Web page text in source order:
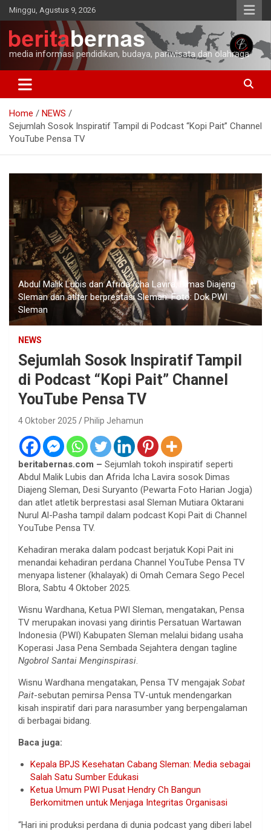
Skip
to
content
Minggu, Agustus 9, 2026
media informasi pendidikan, budaya, pariwisata dan olahraga
Home
NEWS
Sejumlah Sosok Inspiratif Tampil di Podcast “Kopi Pait” Channel
YouTube Pensa TV
Abdul Malik Lubis dan Afrida Icha Lavira, Dimas Diajeng
Sleman dan atlter berprestasi Sleman. Foto: Dok PWI
Sleman
NEWS
Sejumlah Sosok Inspiratif Tampil
di Podcast “Kopi Pait” Channel
YouTube Pensa TV
4 Oktober 2025 Philip Jehamun
beritabernas.com – Sejumlah tokoh inspiratif seperti
Abdul Malik Lubis dan Afrida Icha Lavira sosok Dimas
Diajeng Sleman, Desi Suryanto (Pewarta Foto Harian Jogja)
dan atlet atletik berprestasi asal Sleman Mutiara Oktarani
Nurul Al-Pasha tampil dalam podcast Kopi Pait di Channel
YouTube Pensa TV.
Kehadiran meraka dalam podcast berjatuk Kopi Pait ini
menandai kehadiran perdana Channel YouTube Pensa TV
menyapa listener (khalayak) di Omah Cemara Sego Pecel
Blora, Sabtu 4 Oktober 2025.
Wisnu Wardhana, Ketua PWI Sleman, mengatakan, Pensa
TV merupakan inovasi yang dirintis Persatuan Wartawan
Indonesia (PWI) Kabupaten Sleman melalui bidang usaha
Koperasi Jasa Pena Sembada Sejahtera dengan tagline
Ngobrol Santai Menginspirasi.
Wisnu Wardhana mengatakan, Pensa TV mengajak Sobat
Pait-sebutan pemirsa Pensa TV-untuk mendengarkan
kisah inspiratif dari para narasumber yang berpengalaman
di berbagai bidang.
Baca juga:
Kepala BPJS Kesehatan Cabang Sleman: Media sebagai
Salah Satu Sumber Edukasi
Ketua Umum PWI Pusat Hendry Ch Bangun
Berkomitmen untuk Menjaga Integritas Organisasi
“Hari ini produksi perdana di dunia podcast yang diberi label